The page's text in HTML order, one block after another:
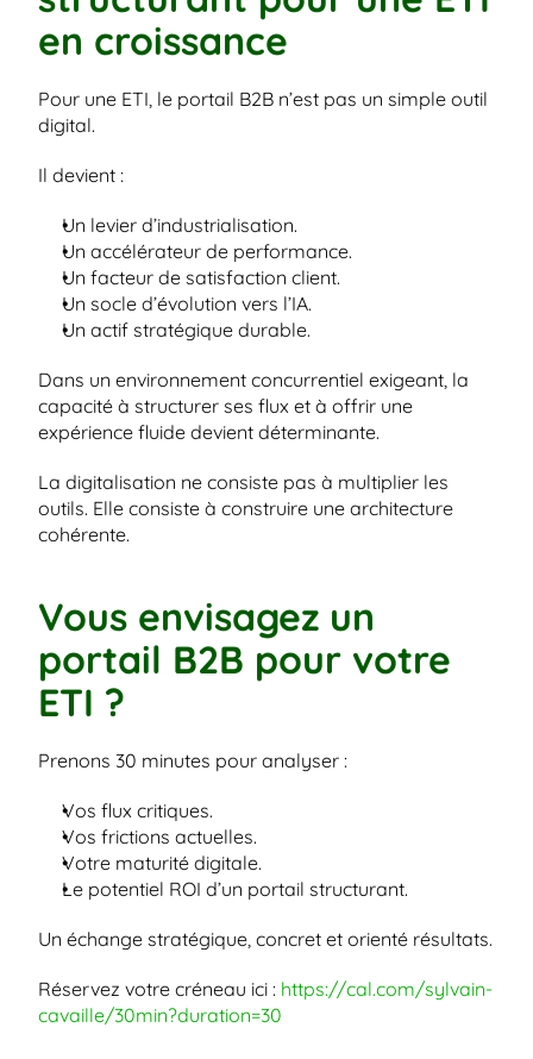
en croissance
Pour une ETI, le portail B2B n’est pas un simple outil
digital.
Il devient :
Un levier d’industrialisation.
Un accélérateur de performance.
Un facteur de satisfaction client.
Un socle d’évolution vers l’IA.
Un actif stratégique durable.
Dans un environnement concurrentiel exigeant, la
capacité à structurer ses flux et à offrir une
expérience fluide devient déterminante.
La digitalisation ne consiste pas à multiplier les
outils. Elle consiste à construire une architecture
cohérente.
Vous envisagez un
portail B2B pour votre
ETI ?
Prenons 30 minutes pour analyser :
Vos flux critiques.
Vos frictions actuelles.
Votre maturité digitale.
Le potentiel ROI d’un portail structurant.
Un échange stratégique, concret et orienté résultats.
Réservez votre créneau ici : https://cal.com/sylvain-
cavaille/30min?duration=30